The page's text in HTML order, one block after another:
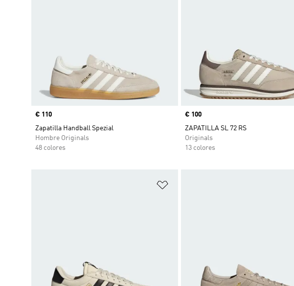
Precio
€ 110
Zapatilla Handball Spezial
Hombre Originals
48 colores
Precio
€ 100
ZAPATILLA SL 72 RS
Originals
13 colores